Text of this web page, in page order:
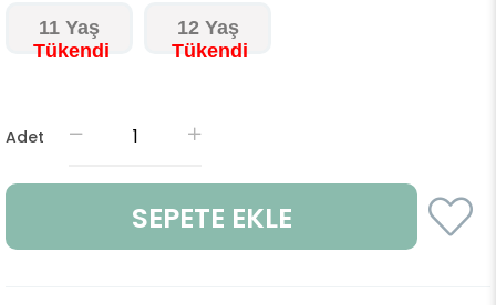
11 Yaş 12 Yaş
Adet